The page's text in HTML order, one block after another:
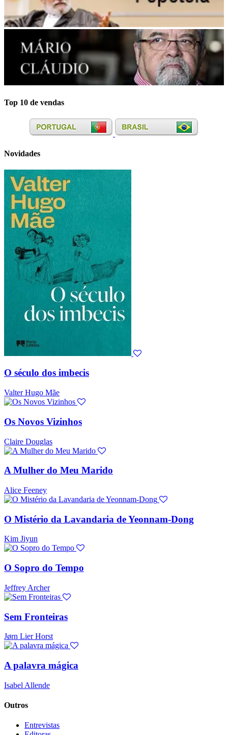
Top 10 de vendas
Novidades
O século dos imbecis
Valter Hugo Mãe
Os Novos Vizinhos
Claire Douglas
A Mulher do Meu Marido
Alice Feeney
O Mistério da Lavandaria de Yeonnam-Dong
Kim Jiyun
O Sopro do Tempo
Jeffrey Archer
Sem Fronteiras
Jørn Lier Horst
A palavra mágica
Isabel Allende
Outros
Entrevistas